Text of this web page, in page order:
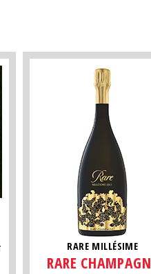
RARE MILLÉSIME
RARE